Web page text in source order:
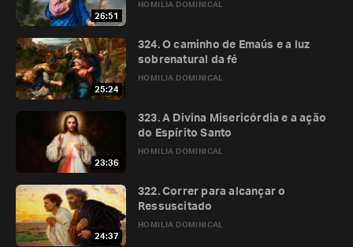
26:51
HOMILIA DOMINICAL
25:24
HOMILIA DOMINICAL
324. O caminho de Emaús e a luz
sobrenatural da fé
23:36
HOMILIA DOMINICAL
323. A Divina Misericórdia e a ação
do Espírito Santo
24:37
HOMILIA DOMINICAL
322. Correr para alcançar o
Ressuscitado